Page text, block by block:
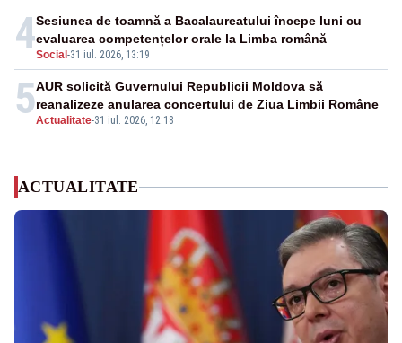
4Social -31 iul. 2026, 13:19
Sesiunea de toamnă a Bacalaureatului începe luni cu
evaluarea competențelor orale la Limba română
5Actualitate-31 iul. 2026, 12:18
AUR solicită Guvernului Republicii Moldova să
reanalizeze anularea concertului de Ziua Limbii Române
ACTUALITATE